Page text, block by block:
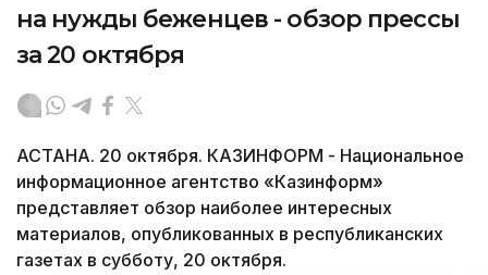
на нужды беженцев - обзор прессы
за 20 октября
АСТАНА. 20 октября. КАЗИНФОРМ - Национальное
информационное агентство «Казинформ»
представляет обзор наиболее интересных
материалов, опубликованных в республиканских
газетах в субботу, 20 октября.